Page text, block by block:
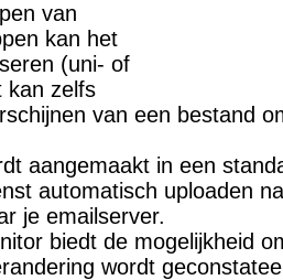
van
kan het
(uni- of
kan zelfs
van een bestand
aangemaakt in een
automatisch uploaden
je emailserver.
biedt de mogelijkheid
wordt